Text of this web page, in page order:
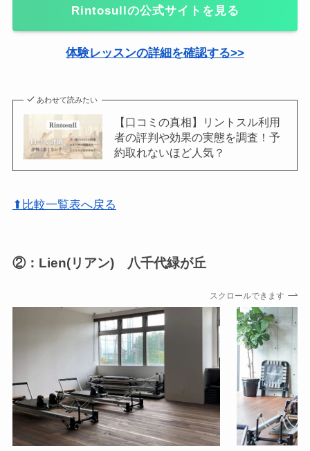
Rintosull の公式サイトを見る
体験レッスンの詳細を確認する>>
あわせて読みたい
【口コミの真相】リントスル利用
者の評判や効果の実態を調査！予
約取れないほど人気？
⬆比較一覧表へ戻る
②：Lien(リアン) 八千代緑が丘
スクロールできます